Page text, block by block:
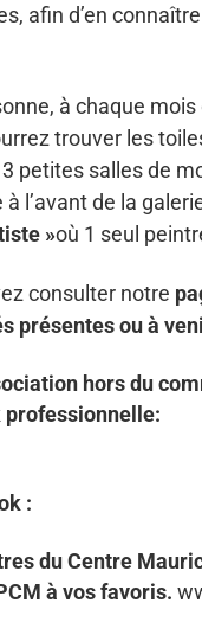
afin d’en
à chaque
trouver les
petites salles de
l’avant de la
»où 1 seul
consulter notre
présentes ou à
hors du
professionnelle:
:
du Centre
à vos favoris.